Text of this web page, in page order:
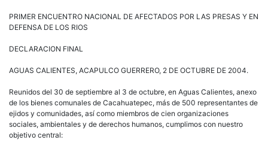
PRIMER ENCUENTRO NACIONAL DE AFECTADOS POR LAS PRESAS Y EN
DEFENSA DE LOS RIOS
DECLARACION FINAL
AGUAS CALIENTES, ACAPULCO GUERRERO, 2 DE OCTUBRE DE 2004.
Reunidos del 30 de septiembre al 3 de octubre, en Aguas Calientes, anexo
de los bienes comunales de Cacahuatepec, más de 500 representantes de
ejidos y comunidades, así como miembros de cien organizaciones
sociales, ambientales y de derechos humanos, cumplimos con nuestro
objetivo central: